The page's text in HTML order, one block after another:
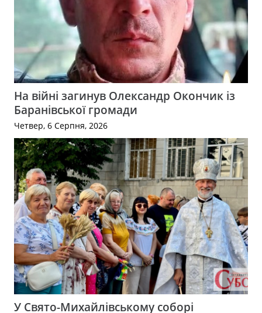
На війні загинув Олександр Окончик із
Баранівської громади
Четвер, 6 Серпня, 2026
У Свято-Михайлівському соборі